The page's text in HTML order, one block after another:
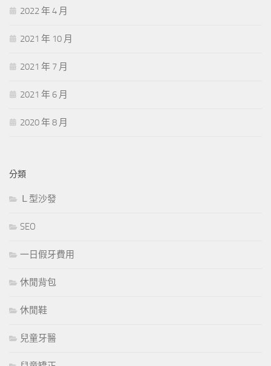
2022 年 4 月
2021 年 10 月
2021 年 7 月
2021 年 6 月
2020 年 8 月
分類
Ｌ型沙發
SEO
一日假牙費用
休閒背包
休閒鞋
兒童牙醫